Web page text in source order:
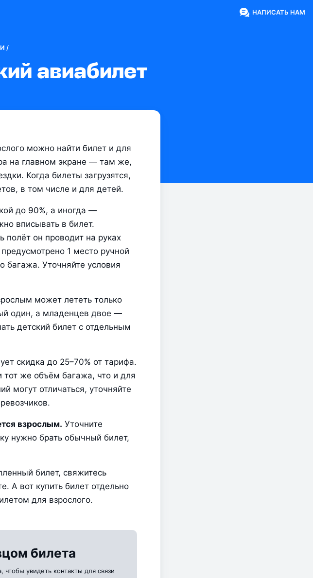
НАПИСАТЬ НАМ
/
авиабилет
можно найти билет и для
на главном экране — там же,
Когда билеты загрузятся,
в том числе и для детей.
до 90%, а иногда —
вписывать в билет.
он проводит на руках
1 место ручной
багажа. Уточняйте условия
может лететь только
один, а младенцев двое —
детский билет с отдельным
скидка до 25–70% от тарифа.
тот же объём багажа, что и для
могут отличаться, уточняйте
взрослым. Уточните
нужно брать обычный билет,
билет, свяжитесь
А вот купить билет отдельно
для взрослого.
билета
чтобы увидеть контакты для связи